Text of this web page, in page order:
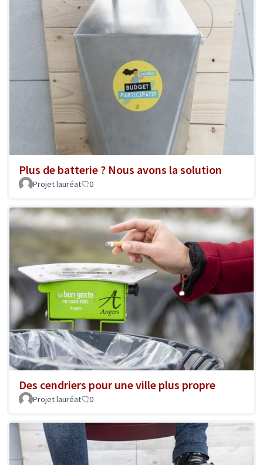
Plus de batterie ? Nous avons la solution
Projet lauréat 0
Des cendriers pour une ville plus propre
Projet lauréat 0